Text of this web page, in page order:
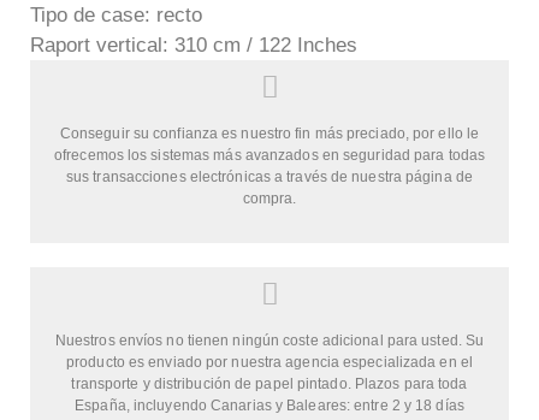
Tipo de case: recto
Raport vertical: 310 cm / 122 Inches
Conseguir su confianza es nuestro fin más preciado, por ello le
ofrecemos los sistemas más avanzados en seguridad para todas
sus transacciones electrónicas a través de nuestra página de
compra.
Nuestros envíos no tienen ningún coste adicional para usted. Su
producto es enviado por nuestra agencia especializada en el
transporte y distribución de papel pintado. Plazos para toda
España, incluyendo Canarias y Baleares: entre 2 y 18 días